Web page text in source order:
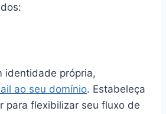
identidade própria,
ao seu domínio. Estabeleça
para flexibilizar seu fluxo de